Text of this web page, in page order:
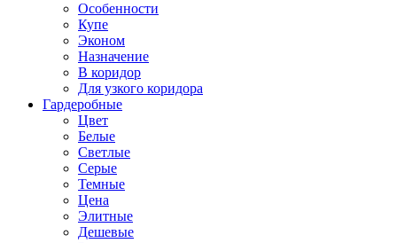
Особенности
Купе
Эконом
Назначение
В коридор
Для узкого коридора
Гардеробные
Цвет
Белые
Светлые
Серые
Темные
Цена
Элитные
Дешевые